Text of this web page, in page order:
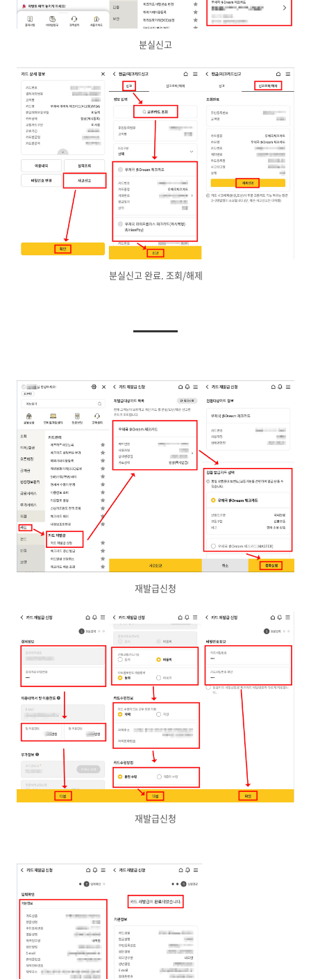
분실신고
분실신고 완료. 조회/해제
재발급신청
재발급신청